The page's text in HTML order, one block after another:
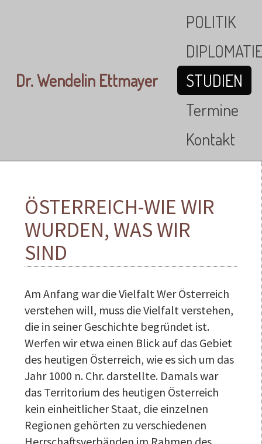
Dr. Wendelin Ettmayer
POLITIK
STUDIEN
Termine
Kontakt
ÖSTERREICH-WIE WIR
WURDEN, WAS WIR
SIND
Am Anfang war die Vielfalt Wer Österreich
verstehen will, muss die Vielfalt verstehen,
die in seiner Geschichte begründet ist.
Werfen wir etwa einen Blick auf das Gebiet
des heutigen Österreich, wie es sich um das
Jahr 1000 n. Chr. darstellte. Damals war
das Territorium des heutigen Österreich
kein einheitlicher Staat, die einzelnen
Regionen gehörten zu verschiedenen